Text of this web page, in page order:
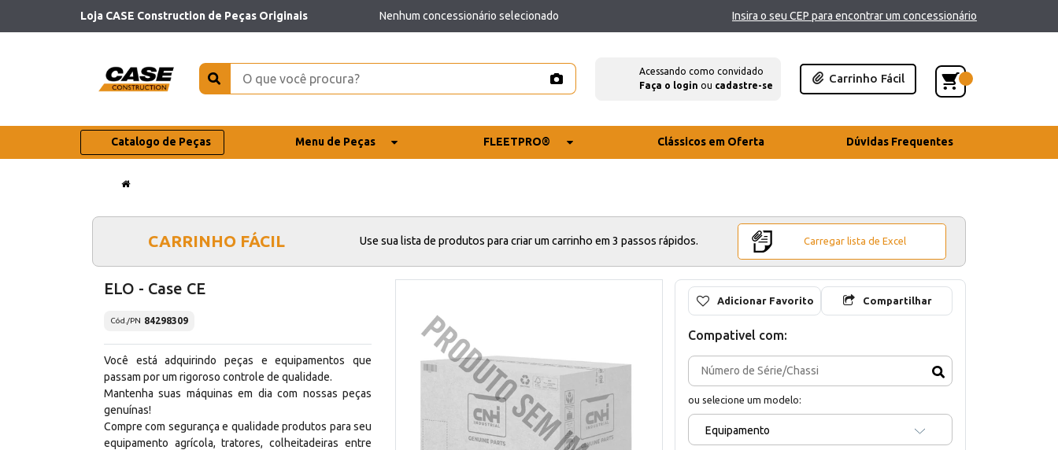
Loja CASE Construction de Peças Originais Nenhum concessionário selecionado Insira o seu CEP para encontrar um concessionário
Acessando como convidado
Faça o login ou cadastre-se
Carrinho Fácil
Catalogo de Peças Menu de Peças FLEETPRO® Clássicos em Oferta Dúvidas Frequentes
CARRINHO FÁCIL Use sua lista de produtos para criar um carrinho em 3 passos rápidos. Carregar lista de Excel
ELO - Case CE
Cód./PN 84298309
Você está adquirindo peças e equipamentos que
passam por um rigoroso controle de qualidade.
Mantenha suas máquinas em dia com nossas peças
genuínas!
Compre com segurança e qualidade produtos para seu
equipamento agrícola, tratores, colheitadeiras entre
Adicionar Favorito Compartilhar
Compativel com:
ou selecione um modelo:
Equipamento